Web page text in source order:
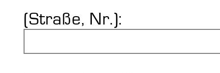
(Straße, Nr.):